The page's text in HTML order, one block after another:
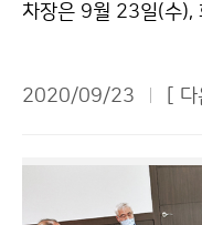
차장은 9월 23일(수),
였습니다. 캄보디아의
우리나라 기상기술력
2020/09/23 [